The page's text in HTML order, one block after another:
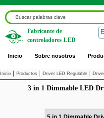
Inicio Sobre nosotros
Fabricante de
controladores LED
Inicio Productos Driver LED Regulable
3 in 1 Dimmable LED